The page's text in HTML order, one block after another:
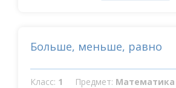
Больше, меньше, равно
Класс: 1 Предмет: Математика